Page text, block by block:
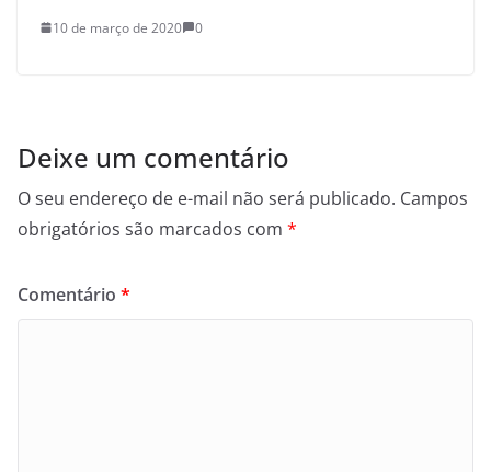
10 de março de 2020 0
Deixe um comentário
O seu endereço de e-mail não será publicado. Campos
obrigatórios são marcados com *
Comentário *